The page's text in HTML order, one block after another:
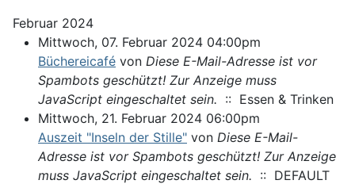
Februar 2024
Mittwoch, 07. Februar 2024 04:00pm
Büchereicafé von Diese E-Mail-Adresse ist vor
Spambots geschützt! Zur Anzeige muss
JavaScript eingeschaltet sein. :: Essen & Trinken
Mittwoch, 21. Februar 2024 06:00pm
Auszeit "Inseln der Stille" von Diese E-Mail-
Adresse ist vor Spambots geschützt! Zur Anzeige
muss JavaScript eingeschaltet sein. :: DEFAULT